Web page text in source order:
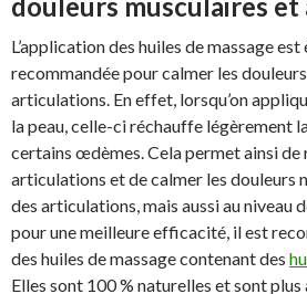
douleurs musculaires
L’application des huiles de massage
recommandée pour calmer les
articulations. En effet, lorsqu’on
la peau, celle-ci réchauffe légèrement
certains œdèmes. Cela permet ainsi de
articulations et de calmer les douleurs
des articulations, mais aussi au niveau
pour une meilleure efficacité, il est
des huiles de massage contenant des
Elles sont 100 % naturelles et sont